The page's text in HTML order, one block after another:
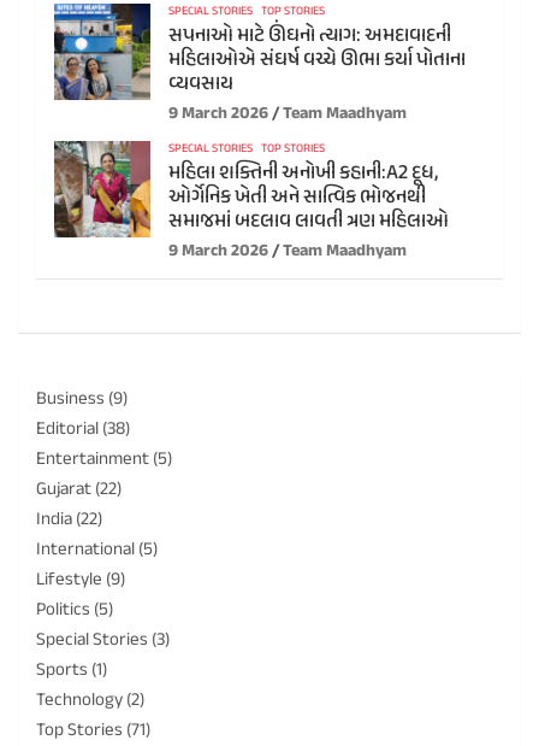
SPECIAL STORIES TOP STORIES
સપનાઓ માટે ઊંઘનો ત્યાગ: અમદાવાદની
મહિલાઓએ સંઘર્ષ વચ્ચે ઊભા કર્યા પોતાના
વ્યવસાય
9 March 2026 Team Maadhyam
SPECIAL STORIES TOP STORIES
મહિલા શક્તિની અનોખી કહાની:A2 દૂધ,
ઓર્ગેનિક ખેતી અને સાત્વિક ભોજનથી
સમાજમાં બદલાવ લાવતી ત્રણ મહિલાઓ
9 March 2026 Team Maadhyam
Business (9)
Editorial(38)
Entertainment(5)
Gujarat(22)
India(22)
International(5)
Lifestyle (9)
Politics (5)
Special Stories (3)
Sports (1)
Technology(2)
Top Stories (71)